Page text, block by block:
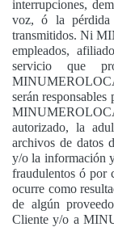
interrupciones,
voz, ó la pérdida
transmitidos. Ni
empleados,
servicio que
serán
autorizado, la
archivos de datos
y/o la información
fraudulentos ó por
ocurre como
de algún
Cliente y/o a